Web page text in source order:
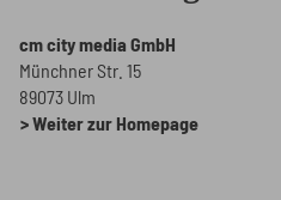
cm city media GmbH
Münchner Str. 15
89073 Ulm
Weiter zur Homepage